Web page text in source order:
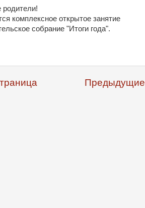
комплексное открытое занятие
собрание "Итоги года".
Предыдущие